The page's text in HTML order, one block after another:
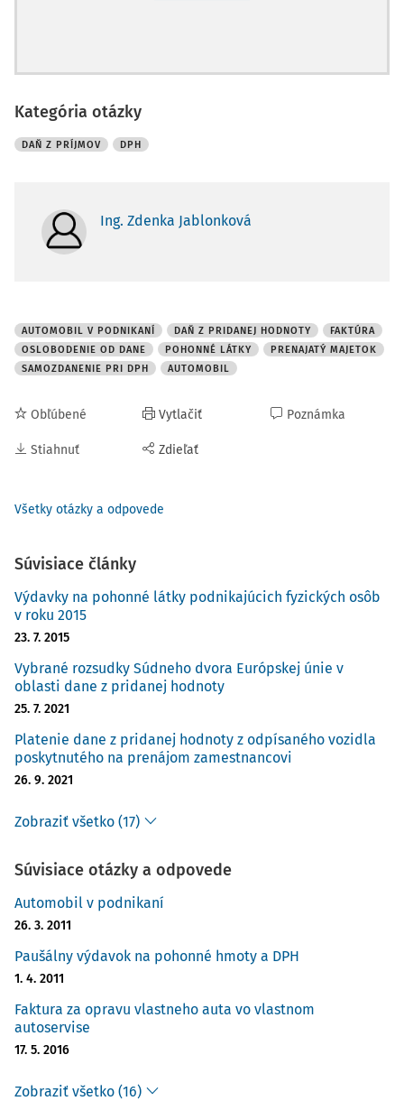
Kategória otázky
DAŇ Z PRÍJMOV DPH
Ing. Zdenka Jablonková
AUTOMOBIL V PODNIKANÍ DAŇ Z PRIDANEJ HODNOTY
FAKTÚRA
OSLOBODENIE OD DANE
POHONNÉ LÁTKY
PRENAJATÝ MAJETOK
SAMOZDANENIE PRI DPH
AUTOMOBIL
Obľúbené
Stiahnuť
Vytlačiť
Zdieľať
Poznámka
Všetky otázky a odpovede
Súvisiace články
Výdavky na pohonné látky podnikajúcich fyzických osôb
v roku 2015
23. 7. 2015
Vybrané rozsudky Súdneho dvora Európskej únie v
oblasti dane z pridanej hodnoty
25. 7. 2021
Platenie dane z pridanej hodnoty z odpísaného vozidla
poskytnutého na prenájom zamestnancovi
26. 9. 2021
Zobraziť všetko (17)
Súvisiace otázky a odpovede
Automobil v podnikaní
26. 3. 2011
Paušálny výdavok na pohonné hmoty a DPH
1. 4. 2011
Faktura za opravu vlastneho auta vo vlastnom
autoservise
17. 5. 2016
Zobraziť všetko (16)